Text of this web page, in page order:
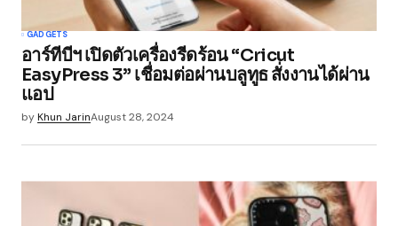
GADGETS
อาร์ทีบีฯ เปิดตัวเครื่องรีดร้อน “Cricut
EasyPress 3” เชื่อมต่อผ่านบลูทูธ สั่งงานได้ผ่าน
แอป
byKhun JarinAugust 28, 2024